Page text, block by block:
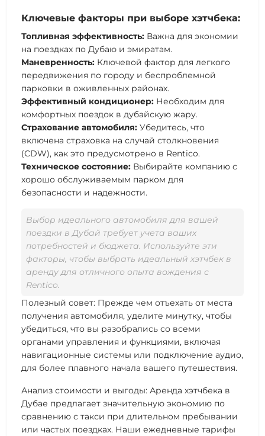
Ключевые факторы при выборе хэтчбека:
Топливная эффективность: Важна для экономии
на поездках по Дубаю и эмиратам.
Маневренность: Ключевой фактор для легкого
передвижения по городу и беспроблемной
парковки в оживленных районах.
Эффективный кондиционер: Необходим для
комфортных поездок в дубайскую жару.
Страхование автомобиля: Убедитесь, что
включена страховка на случай столкновения
(CDW), как это предусмотрено в Rentico.
Техническое состояние: Выбирайте компанию с
хорошо обслуживаемым парком для
безопасности и надежности.
Выбор идеального автомобиля для вашей
поездки в Дубай требует учета ваших
потребностей и бюджета. Используйте эти
факторы, чтобы выбрать идеальный хэтчбек в
аренду для отличного опыта вождения с
Rentico.
Полезный совет: Прежде чем отъехать от места
получения автомобиля, уделите минутку, чтобы
убедиться, что вы разобрались со всеми
органами управления и функциями, включая
навигационные системы или подключение аудио,
для более плавного начала вашего путешествия.
Анализ стоимости и выгоды: Аренда хэтчбека в
Дубае предлагает значительную экономию по
сравнению с такси при длительном пребывании
или частых поездках. Наши ежедневные тарифы